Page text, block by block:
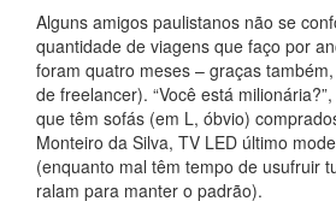
Alguns amigos paulistanos não se
quantidade de viagens que faço por
foram quatro meses – graças
de freelancer). “Você está
que têm sofás (em L, óbvio)
Monteiro da Silva, TV LED último
(enquanto mal têm tempo de usufruir
ralam para manter o padrão).